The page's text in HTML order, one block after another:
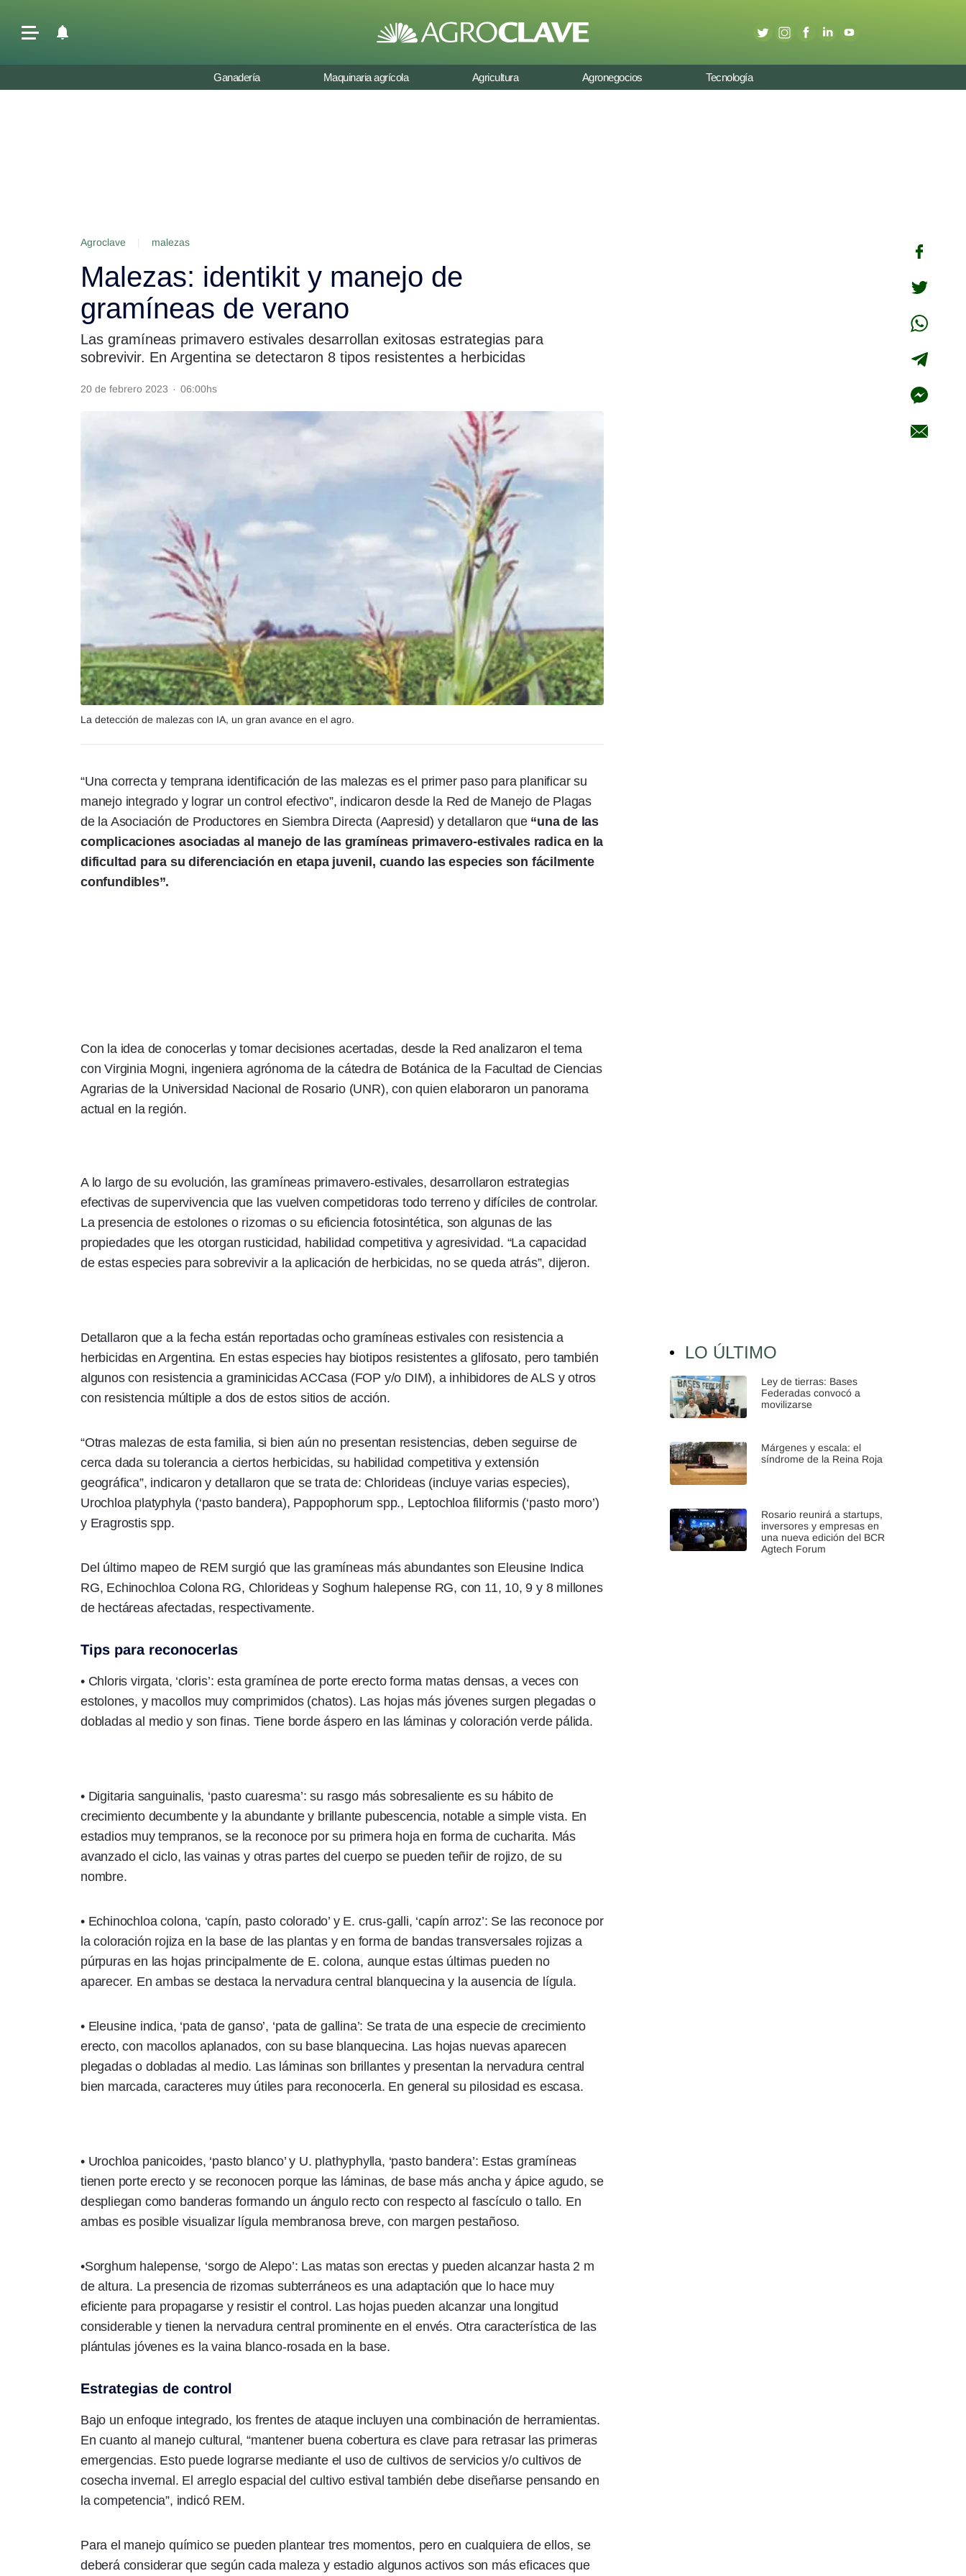
Ganadería Maquinaria agrícola Agricultura Agronegocios Tecnología
Agroclave malezas
Malezas: identikit y manejo de
gramíneas de verano
Las gramíneas primavero estivales desarrollan exitosas estrategias para
sobrevivir. En Argentina se detectaron 8 tipos resistentes a herbicidas
20 de febrero 2023 · 06:00hs
La detección de malezas con IA, un gran avance en el agro.
“Una correcta y temprana identificación de las malezas es el primer paso para planificar su
manejo integrado y lograr un control efectivo”, indicaron desde la Red de Manejo de Plagas
de la Asociación de Productores en Siembra Directa (Aapresid) y detallaron que “una de las
complicaciones asociadas al manejo de las gramíneas primavero-estivales radica en la
dificultad para su diferenciación en etapa juvenil, cuando las especies son fácilmente
confundibles”.
Con la idea de conocerlas y tomar decisiones acertadas, desde la Red analizaron el tema
con Virginia Mogni, ingeniera agrónoma de la cátedra de Botánica de la Facultad de Ciencias
Agrarias de la Universidad Nacional de Rosario (UNR), con quien elaboraron un panorama
actual en la región.
A lo largo de su evolución, las gramíneas primavero-estivales, desarrollaron estrategias
efectivas de supervivencia que las vuelven competidoras todo terreno y difíciles de controlar.
La presencia de estolones o rizomas o su eficiencia fotosintética, son algunas de las
propiedades que les otorgan rusticidad, habilidad competitiva y agresividad. “La capacidad
de estas especies para sobrevivir a la aplicación de herbicidas, no se queda atrás”, dijeron.
Detallaron que a la fecha están reportadas ocho gramíneas estivales con resistencia a
herbicidas en Argentina. En estas especies hay biotipos resistentes a glifosato, pero también
algunos con resistencia a graminicidas ACCasa (FOP y/o DIM), a inhibidores de ALS y otros
con resistencia múltiple a dos de estos sitios de acción.
“Otras malezas de esta familia, si bien aún no presentan resistencias, deben seguirse de
cerca dada su tolerancia a ciertos herbicidas, su habilidad competitiva y extensión
geográfica”, indicaron y detallaron que se trata de: Chlorideas (incluye varias especies),
Urochloa platyphyla (‘pasto bandera), Pappophorum spp., Leptochloa filiformis (‘pasto moro’)
y Eragrostis spp.
Del último mapeo de REM surgió que las gramíneas más abundantes son Eleusine Indica
RG, Echinochloa Colona RG, Chlorideas y Soghum halepense RG, con 11, 10, 9 y 8 millones
de hectáreas afectadas, respectivamente.
Tips para reconocerlas
• Chloris virgata, ‘cloris’: esta gramínea de porte erecto forma matas densas, a veces con
estolones, y macollos muy comprimidos (chatos). Las hojas más jóvenes surgen plegadas o
dobladas al medio y son finas. Tiene borde áspero en las láminas y coloración verde pálida.
• Digitaria sanguinalis, ‘pasto cuaresma’: su rasgo más sobresaliente es su hábito de
crecimiento decumbente y la abundante y brillante pubescencia, notable a simple vista. En
estadios muy tempranos, se la reconoce por su primera hoja en forma de cucharita. Más
avanzado el ciclo, las vainas y otras partes del cuerpo se pueden teñir de rojizo, de su
nombre.
• Echinochloa colona, ‘capín, pasto colorado’ y E. crus-galli, ‘capín arroz’: Se las reconoce por
la coloración rojiza en la base de las plantas y en forma de bandas transversales rojizas a
púrpuras en las hojas principalmente de E. colona, aunque estas últimas pueden no
aparecer. En ambas se destaca la nervadura central blanquecina y la ausencia de lígula.
• Eleusine indica, ‘pata de ganso’, ‘pata de gallina’: Se trata de una especie de crecimiento
erecto, con macollos aplanados, con su base blanquecina. Las hojas nuevas aparecen
plegadas o dobladas al medio. Las láminas son brillantes y presentan la nervadura central
bien marcada, caracteres muy útiles para reconocerla. En general su pilosidad es escasa.
• Urochloa panicoides, ‘pasto blanco’ y U. plathyphylla, ‘pasto bandera’: Estas gramíneas
tienen porte erecto y se reconocen porque las láminas, de base más ancha y ápice agudo, se
despliegan como banderas formando un ángulo recto con respecto al fascículo o tallo. En
ambas es posible visualizar lígula membranosa breve, con margen pestañoso.
•Sorghum halepense, ‘sorgo de Alepo’: Las matas son erectas y pueden alcanzar hasta 2 m
de altura. La presencia de rizomas subterráneos es una adaptación que lo hace muy
eficiente para propagarse y resistir el control. Las hojas pueden alcanzar una longitud
considerable y tienen la nervadura central prominente en el envés. Otra característica de las
plántulas jóvenes es la vaina blanco-rosada en la base.
Estrategias de control
Bajo un enfoque integrado, los frentes de ataque incluyen una combinación de herramientas.
En cuanto al manejo cultural, “mantener buena cobertura es clave para retrasar las primeras
emergencias. Esto puede lograrse mediante el uso de cultivos de servicios y/o cultivos de
cosecha invernal. El arreglo espacial del cultivo estival también debe diseñarse pensando en
la competencia”, indicó REM.
Para el manejo químico se pueden plantear tres momentos, pero en cualquiera de ellos, se
deberá considerar que según cada maleza y estadio algunos activos son más eficaces que
LO ÚLTIMO
Ley de tierras: Bases
Federadas convocó a
movilizarse
Márgenes y escala: el
síndrome de la Reina Roja
Rosario reunirá a startups,
inversores y empresas en
una nueva edición del BCR
Agtech Forum